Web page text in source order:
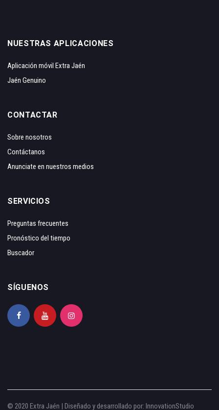
NUESTRAS APLICACIONES
Aplicación móvil Extra Jaén
Jaén Genuino
CONTACTAR
Sobre nosotros
Contáctanos
Anunciate en nuestros medios
SERVICIOS
Preguntas frecuentes
Pronóstico del tiempo
Buscador
SÍGUENOS
© 2020 Extra Jaén | Diseñado y desarrollado por: InnovationStudio